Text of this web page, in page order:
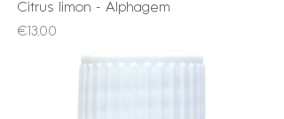
Citrus limon - Alphagem
Price
€13.00